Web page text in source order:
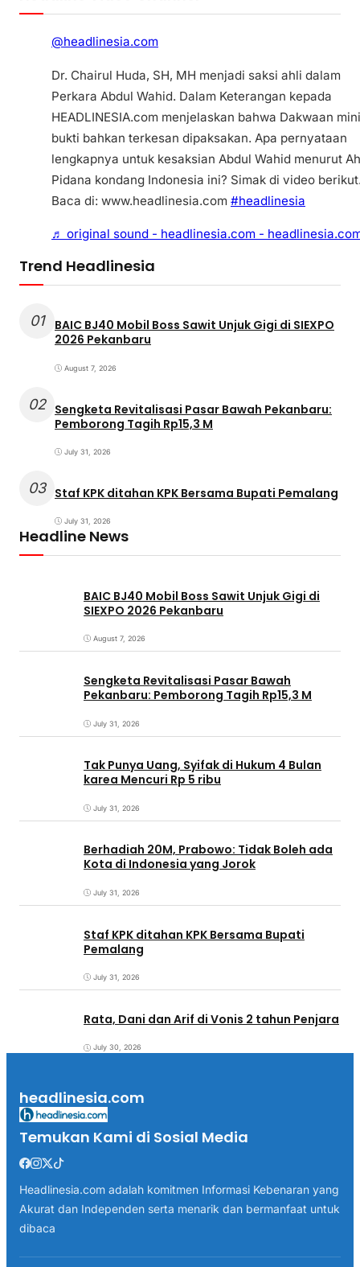
@headlinesia.com
Dr. Chairul Huda, SH, MH menjadi saksi ahli dalam
Perkara Abdul Wahid. Dalam Keterangan kepada
HEADLINESIA.com menjelaskan bahwa Dakwaan
bukti bahkan terkesan dipaksakan. Apa pernyataan
lengkapnya untuk kesaksian Abdul Wahid menurut
Pidana kondang Indonesia ini? Simak di video
Baca di: www.headlinesia.com #headlinesia
♬ original sound - headlinesia.com -
Trend Headlinesia
01
BAIC BJ40 Mobil Boss Sawit Unjuk Gigi di SIEXPO
2026 Pekanbaru
August 7, 2026
02 Sengketa Revitalisasi Pasar Bawah Pekanbaru:
Pemborong Tagih Rp15,3 M
July 31, 2026
03 Staf KPK ditahan KPK Bersama Bupati Pemalang
July 31, 2026
Headline News
BAIC BJ40 Mobil Boss Sawit Unjuk Gigi di
SIEXPO 2026 Pekanbaru
August 7, 2026
Sengketa Revitalisasi Pasar Bawah
Pekanbaru: Pemborong Tagih Rp15,3 M
July 31, 2026
Tak Punya Uang, Syifak di Hukum 4 Bulan
karea Mencuri Rp 5 ribu
July 31, 2026
Berhadiah 20M, Prabowo: Tidak Boleh ada
Kota di Indonesia yang Jorok
July 31, 2026
Staf KPK ditahan KPK Bersama Bupati
Pemalang
July 31, 2026
Rata, Dani dan Arif di Vonis 2 tahun Penjara
July 30, 2026
headlinesia.com
Temukan Kami di Sosial Media
Headlinesia.com adalah komitmen Informasi Kebenaran yang
Akurat dan Independen serta menarik dan bermanfaat untuk
dibaca